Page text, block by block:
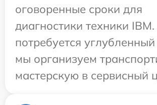
оговоренные сроки для
диагностики техники
потребуется
мы организуем
мастерскую в сервисный